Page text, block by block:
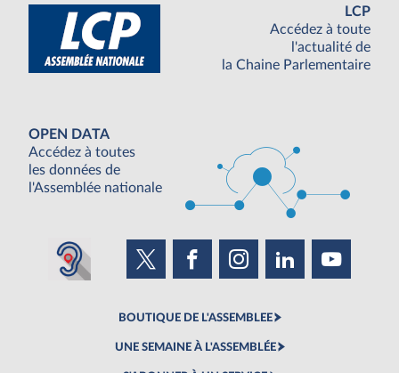
LCP
Accédez à toute
l'actualité de
la Chaine Parlementaire
OPEN DATA
Accédez à toutes
les données de
l'Assemblée nationale
BOUTIQUE DE L'ASSEMBLEE
UNE SEMAINE À L'ASSEMBLÉE